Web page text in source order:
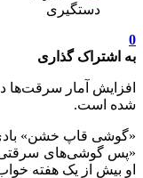
دستگیری
0
به اشتراک گذاری
افزایش آمار سرقت‌ها
شده است.
«گوشی قاپ خشن» بادی
«پس گوشی‌های سرقتی
او بیش از یک هفته